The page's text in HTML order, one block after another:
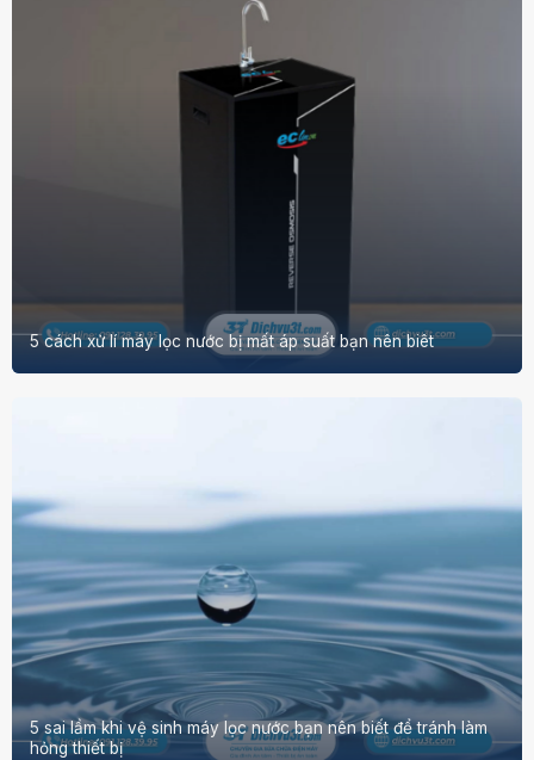
5 cách xử lí máy lọc nước bị mất áp suất bạn nên biêt
5 sai lầm khi vệ sinh máy lọc nước bạn nên biết để tránh làm
hỏng thiết bị